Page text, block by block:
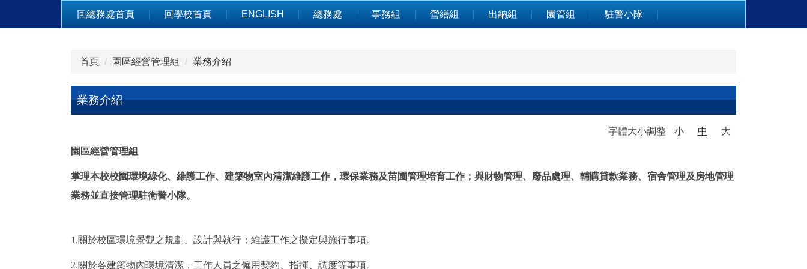
回總務處首頁 回學校首頁 ENGLISH 總務處 事務組 營繕組 出納組 園管組 駐警小隊
首頁 園區經營管理組 業務介紹
業務介紹
字體大小調整 小 中
大
園區經營管理組
掌理本校校園環境綠化、維護工作、建築物室內清潔維護工作，環保業務及苗圃管理培育工作；與財物管理、廢品處理、輔購貸款業務、宿舍管理及房地管理
業務並直接管理駐衛警小隊。
1.關於校區環境景觀之規劃、設計與執行；維護工作之擬定與施行事項。
2.關於各建築物內環境清潔，工作人員之僱用契約、指揮、調度等事項。